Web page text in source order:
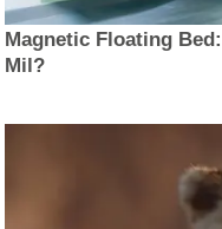
Magnetic Floating
Mil?